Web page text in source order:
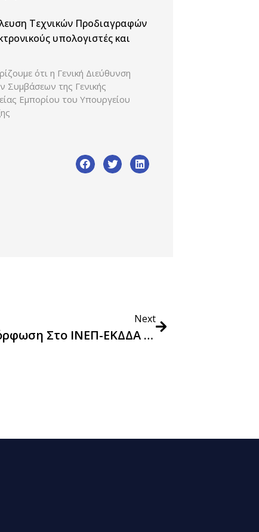
Τεχνικών Προδιαγραφών
υπολογιστές και
ότι η Γενική Διεύθυνση
Συμβάσεων της Γενικής
Εμπορίου του Υπουργείου
Next
Στις 20/6/2022 Η Επόμενη Επιμόρφωση Στο ΙΝΕΠ-ΕΚΔΔΑ Με Θέμα “ΠΡΑΣΙΝΕΣ ΔΗΜΟΣΙΕΣ ΣΥΜΒΑΣΕΙΣ: ΑΡΧΕΣ ΚΑΙ ΠΛΑΙΣΙΟ ΕΦΑΡΜΟΓΗΣ”